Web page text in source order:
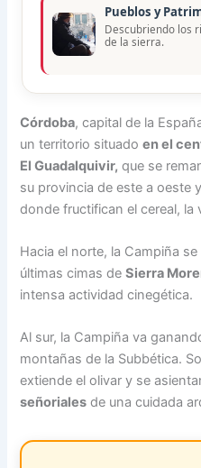
Pueblos y
Descubriendo los
de la sierra.
Córdoba, capital de la
un territorio situadoen el
El Guadalquivir, que se
su provincia de este a oeste
donde fructifican el cereal, la
Hacia el norte, la Campiña
últimas cimas deSierra
intensa actividad cinegética.
Al sur, la Campiña va
montañas de la Subbética.
extiende el olivar y se
señoriales de una cuidada